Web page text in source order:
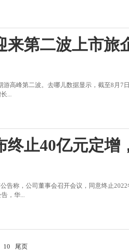
来第二波上市旅
游高峰第二波。去哪儿数据显示，截至8月7
...
终止40亿元定增
告称，公司董事会召开会议，同意终止
，华...
10 尾页